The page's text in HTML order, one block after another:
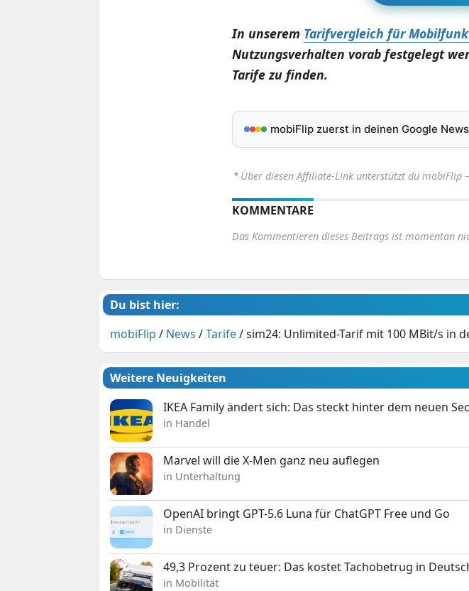
In unserem Tarifvergleich für
Nutzungsverhalten vorab festgelegt
Tarife zu finden.
mobiFlip zuerst in deinen Google News
⋆ Über diesen Affiliate-Link unterstützt du mobiFlip
KOMMENTARE
Das Kommentieren dieses Beitrags ist momentan
Du bist hier:
mobiFlip / News /Tarife/sim24: Unlimited-Tarif mit 100 MBit/s in
Weitere Neuigkeiten
IKEA Family ändert sich: Das steckt hinter dem neuen
in Handel
Marvel will die X-Men ganz neu auflegen
in Unterhaltung
OpenAI bringt GPT-5.6 Luna für ChatGPT Free und Go
in Dienste
49,3 Prozent zu teuer: Das kostet Tachobetrug in
in Mobilität